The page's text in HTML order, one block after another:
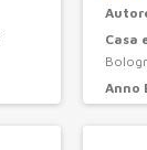
Casa
Anno